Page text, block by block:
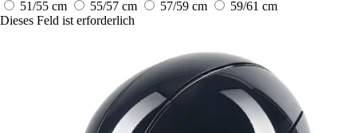
51/55 cm 55/57 cm 57/59 cm
59/61 cm
Dieses Feld ist erforderlich